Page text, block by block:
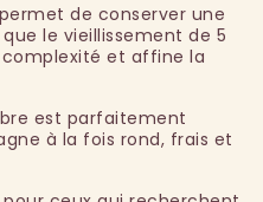
de conserver une
le vieillissement de 5
et affine la
est parfaitement
à la fois rond, frais et